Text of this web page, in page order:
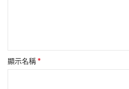
顯示名稱*